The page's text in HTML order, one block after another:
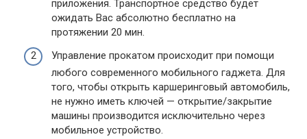
приложения. Транспортное средство будет
ожидать Вас абсолютно бесплатно на
протяжении 20 мин.
Управление прокатом происходит при помощи
любого современного мобильного гаджета. Для
того, чтобы открыть каршеринговый автомобиль,
не нужно иметь ключей — открытие/закрытие
машины производится исключительно через
мобильное устройство.